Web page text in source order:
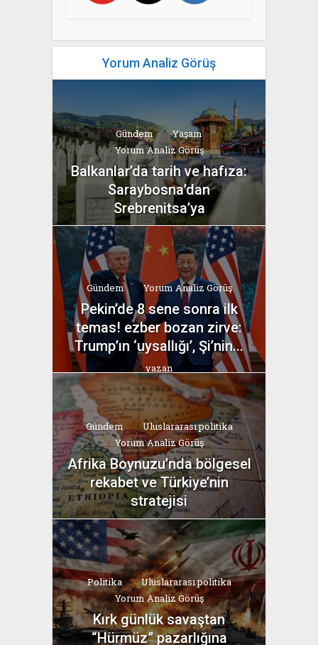
Yorum Analiz Görüş
Gündem
Yaşam
Yorum Analiz Görüş
Balkanlar’da tarih ve hafıza:
Saraybosna’dan
Srebrenitsa’ya
yazan
Bahri Ak
Gündem Yorum Analiz Görüş
Pekin’de 8 sene sonra ilk
temas! ezber bozan zirve:
Trump’ın ‘uysallığı’, Şi’nin...
yazan
Bahri Ak
Gündem
Uluslararası politika
Yorum Analiz Görüş
Afrika Boynuzu’nda bölgesel
rekabet ve Türkiye’nin
stratejisi
yazan
Bahri Ak
Politika
Uluslararası politika
Yorum Analiz Görüş
Kırk günlük savaştan
“Hürmüz” pazarlığına